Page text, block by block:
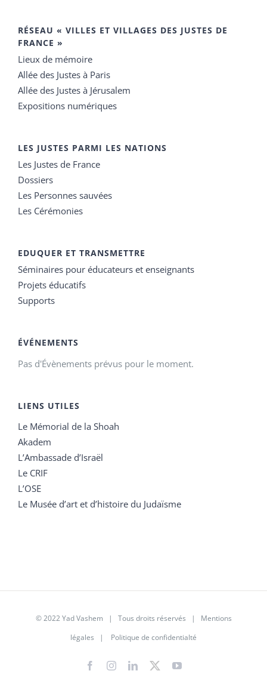
RÉSEAU « VILLES ET VILLAGES DES JUSTES DE
FRANCE »
Lieux de mémoire
Allée des Justes à Paris
Allée des Justes à Jérusalem
Expositions numériques
LES JUSTES PARMI LES NATIONS
Les Justes de France
Dossiers
Les Personnes sauvées
Les Cérémonies
EDUQUER ET TRANSMETTRE
Séminaires pour éducateurs et enseignants
Projets éducatifs
Supports
ÉVÉNEMENTS
Pas d'Évènements prévus pour le moment.
LIENS UTILES
Le Mémorial de la Shoah
Akadem
L’Ambassade d’Israël
Le CRIF
L’OSE
Le Musée d’art et d’histoire du Judaïsme
© 2022 Yad Vashem | Tous droits réservés | Mentions
légales | Politique de confidentialté
FacebookInstagramLinkedIn
X YouTube